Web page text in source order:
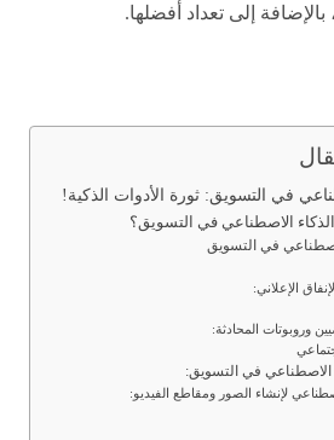
إلى تعداد أفضلها.
في التسويق: ثورة الأدوات الذكية!
الاصطناعي في التسويق؟
في التسويق
الاصطناعي في التسويق: